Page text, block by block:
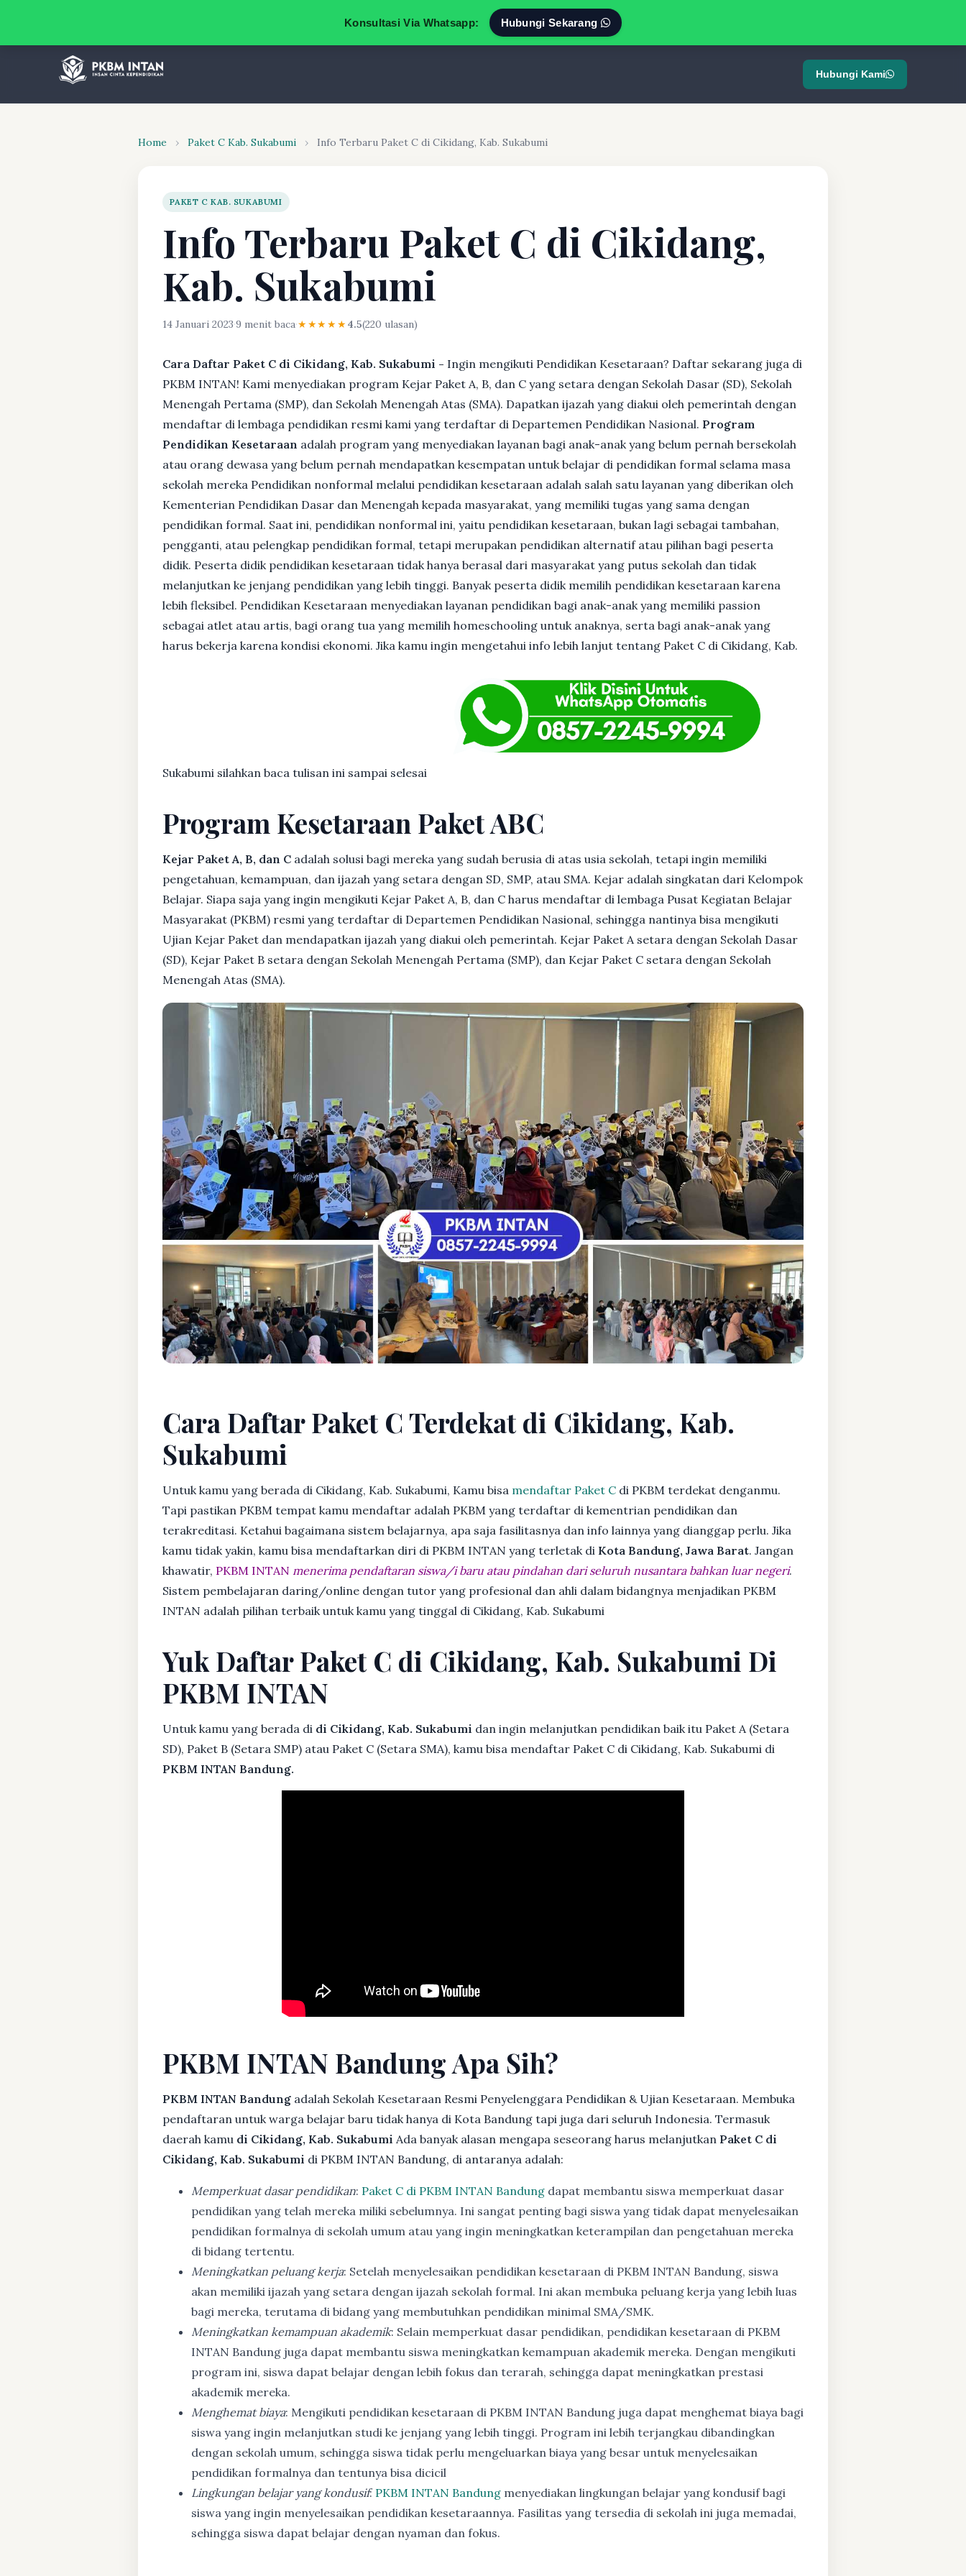
Konsultasi Via Whatsapp: Hubungi Sekarang
Hubungi Kami
Home › Paket C Kab. Sukabumi › Info Terbaru Paket C di Cikidang, Kab. Sukabumi
PAKET C KAB. SUKABUMI
Info Terbaru Paket C di Cikidang,
Kab. Sukabumi
14 Januari 2023·9 menit baca·★★★★★4.5(220 ulasan)
Cara Daftar Paket C di Cikidang, Kab. Sukabumi - Ingin mengikuti Pendidikan Kesetaraan? Daftar sekarang juga di
PKBM INTAN! Kami menyediakan program Kejar Paket A, B, dan C yang setara dengan Sekolah Dasar (SD), Sekolah
Menengah Pertama (SMP), dan Sekolah Menengah Atas (SMA). Dapatkan ijazah yang diakui oleh pemerintah dengan
mendaftar di lembaga pendidikan resmi kami yang terdaftar di Departemen Pendidikan Nasional. Program
Pendidikan Kesetaraan adalah program yang menyediakan layanan bagi anak-anak yang belum pernah bersekolah
atau orang dewasa yang belum pernah mendapatkan kesempatan untuk belajar di pendidikan formal selama masa
sekolah mereka Pendidikan nonformal melalui pendidikan kesetaraan adalah salah satu layanan yang diberikan oleh
Kementerian Pendidikan Dasar dan Menengah kepada masyarakat, yang memiliki tugas yang sama dengan
pendidikan formal. Saat ini, pendidikan nonformal ini, yaitu pendidikan kesetaraan, bukan lagi sebagai tambahan,
pengganti, atau pelengkap pendidikan formal, tetapi merupakan pendidikan alternatif atau pilihan bagi peserta
didik. Peserta didik pendidikan kesetaraan tidak hanya berasal dari masyarakat yang putus sekolah dan tidak
melanjutkan ke jenjang pendidikan yang lebih tinggi. Banyak peserta didik memilih pendidikan kesetaraan karena
lebih fleksibel. Pendidikan Kesetaraan menyediakan layanan pendidikan bagi anak-anak yang memiliki passion
sebagai atlet atau artis, bagi orang tua yang memilih homeschooling untuk anaknya, serta bagi anak-anak yang
harus bekerja karena kondisi ekonomi. Jika kamu ingin mengetahui info lebih lanjut tentang Paket C di Cikidang, Kab.
Sukabumi silahkan baca tulisan ini sampai selesai
Program Kesetaraan Paket ABC
Kejar Paket A, B, dan C adalah solusi bagi mereka yang sudah berusia di atas usia sekolah, tetapi ingin memiliki
pengetahuan, kemampuan, dan ijazah yang setara dengan SD, SMP, atau SMA. Kejar adalah singkatan dari Kelompok
Belajar. Siapa saja yang ingin mengikuti Kejar Paket A, B, dan C harus mendaftar di lembaga Pusat Kegiatan Belajar
Masyarakat (PKBM) resmi yang terdaftar di Departemen Pendidikan Nasional, sehingga nantinya bisa mengikuti
Ujian Kejar Paket dan mendapatkan ijazah yang diakui oleh pemerintah. Kejar Paket A setara dengan Sekolah Dasar
(SD), Kejar Paket B setara dengan Sekolah Menengah Pertama (SMP), dan Kejar Paket C setara dengan Sekolah
Menengah Atas (SMA).
Cara Daftar Paket C Terdekat di Cikidang, Kab.
Sukabumi
Untuk kamu yang berada di Cikidang, Kab. Sukabumi, Kamu bisa mendaftar Paket C di PKBM terdekat denganmu.
Tapi pastikan PKBM tempat kamu mendaftar adalah PKBM yang terdaftar di kementrian pendidikan dan
terakreditasi. Ketahui bagaimana sistem belajarnya, apa saja fasilitasnya dan info lainnya yang dianggap perlu. Jika
kamu tidak yakin, kamu bisa mendaftarkan diri di PKBM INTAN yang terletak di Kota Bandung, Jawa Barat. Jangan
khawatir, PKBM INTAN menerima pendaftaran siswa/i baru atau pindahan dari seluruh nusantara bahkan luar negeri.
Sistem pembelajaran daring/online dengan tutor yang profesional dan ahli dalam bidangnya menjadikan PKBM
INTAN adalah pilihan terbaik untuk kamu yang tinggal di Cikidang, Kab. Sukabumi
Yuk Daftar Paket C di Cikidang, Kab. Sukabumi Di
PKBM INTAN
Untuk kamu yang berada di di Cikidang, Kab. Sukabumi dan ingin melanjutkan pendidikan baik itu Paket A (Setara
SD), Paket B (Setara SMP) atau Paket C (Setara SMA), kamu bisa mendaftar Paket C di Cikidang, Kab. Sukabumi di
PKBM INTAN Bandung.
PKBM INTAN Bandung Apa Sih?
PKBM INTAN Bandung adalah Sekolah Kesetaraan Resmi Penyelenggara Pendidikan & Ujian Kesetaraan. Membuka
pendaftaran untuk warga belajar baru tidak hanya di Kota Bandung tapi juga dari seluruh Indonesia. Termasuk
daerah kamu di Cikidang, Kab. Sukabumi Ada banyak alasan mengapa seseorang harus melanjutkan Paket C di
Cikidang, Kab. Sukabumi di PKBM INTAN Bandung, di antaranya adalah:
Memperkuat dasar pendidikan: Paket C di PKBM INTAN Bandung dapat membantu siswa memperkuat dasar
pendidikan yang telah mereka miliki sebelumnya. Ini sangat penting bagi siswa yang tidak dapat menyelesaikan
pendidikan formalnya di sekolah umum atau yang ingin meningkatkan keterampilan dan pengetahuan mereka
di bidang tertentu.
Meningkatkan peluang kerja: Setelah menyelesaikan pendidikan kesetaraan di PKBM INTAN Bandung, siswa
akan memiliki ijazah yang setara dengan ijazah sekolah formal. Ini akan membuka peluang kerja yang lebih luas
bagi mereka, terutama di bidang yang membutuhkan pendidikan minimal SMA/SMK.
Meningkatkan kemampuan akademik: Selain memperkuat dasar pendidikan, pendidikan kesetaraan di PKBM
INTAN Bandung juga dapat membantu siswa meningkatkan kemampuan akademik mereka. Dengan mengikuti
program ini, siswa dapat belajar dengan lebih fokus dan terarah, sehingga dapat meningkatkan prestasi
akademik mereka.
Menghemat biaya: Mengikuti pendidikan kesetaraan di PKBM INTAN Bandung juga dapat menghemat biaya bagi
siswa yang ingin melanjutkan studi ke jenjang yang lebih tinggi. Program ini lebih terjangkau dibandingkan
dengan sekolah umum, sehingga siswa tidak perlu mengeluarkan biaya yang besar untuk menyelesaikan
pendidikan formalnya dan tentunya bisa dicicil
Lingkungan belajar yang kondusif: PKBM INTAN Bandung menyediakan lingkungan belajar yang kondusif bagi
siswa yang ingin menyelesaikan pendidikan kesetaraannya. Fasilitas yang tersedia di sekolah ini juga memadai,
sehingga siswa dapat belajar dengan nyaman dan fokus.